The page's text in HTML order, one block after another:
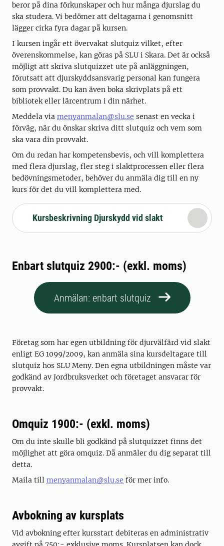
beror på dina förkunskaper och hur många djurslag du
ska studera. Vi bedömer att deltagarna i genomsnitt
lägger cirka fyra dagar på kursen.
I kursen ingår ett övervakat slutquiz vilket, efter
överenskommelse, kan göras på SLU i Skara. Det är också
möjligt att skriva slutquizzet ute på anläggningen,
förutsatt att djurskyddsansvarig personal kan fungera
som provvakt. Du kan även boka skrivplats på ett
bibliotek eller lärcentrum i din närhet.
Meddela via menyanmalan@slu.se senast en vecka i
förväg, när du önskar skriva ditt slutquiz och vem som
ska vara din provvakt.
Om du redan har kompetensbevis, och vill komplettera
med flera djurslag, fler steg i slaktprocessen eller flera
bedövningsmetoder, behöver du anmäla dig till en ny
kurs för det du vill komplettera med.
Kursbeskrivning Djurskydd vid slakt
Enbart slutquiz 2900:- (exkl. moms)
Anmälan: enbart slutquiz
Företag som har egen utbildning för djurvälfärd vid slakt
enligt EG 1099/2009, kan anmäla sina kursdeltagare till
slutquiz hos SLU Meny. Den egna utbildningen måste var
godkänd av Jordbruksverket och företaget ansvarar för
provvakt.
Omquiz 1900:- (exkl. moms)
Om du inte skulle bli godkänd på slutquizzet finns det
möjlighet att göra omquiz. Då anmäler du dig separat till
detta.
Maila till menyanmalan@slu.se för mer info.
Avbokning av kursplats
Vid avbokning efter kursstart debiteras en administrativ